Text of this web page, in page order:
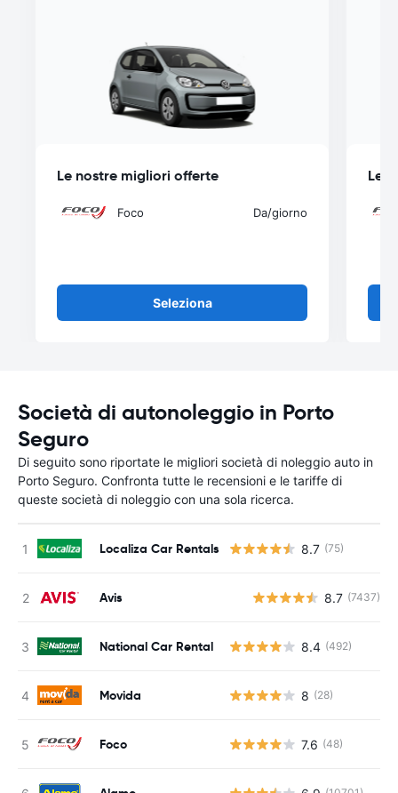
Le nostre migliori offerte
Foco Da/giorno
Seleziona
Le
Società di autonoleggio in Porto
Seguro
Di seguito sono riportate le migliori società di noleggio auto in
Porto Seguro. Confronta tutte le recensioni e le tariffe di
queste società di noleggio con una sola ricerca.
Localiza Car Rentals 8.7 (75)
Avis 8.7 (7437)
National Car Rental 8.4 (492)
Movida 8 (28)
Foco 7.6 (48)